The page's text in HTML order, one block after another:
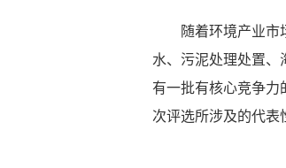
随着环境产业市
水、污泥处理处置、
有一批有核心竞争力
次评选所涉及的代表